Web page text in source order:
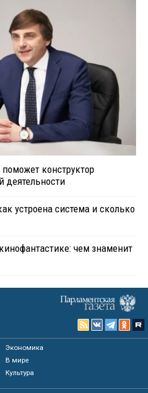
конструктор
деятельности
устроена система и сколько
чем знаменит
Экономика
В мире
Культура